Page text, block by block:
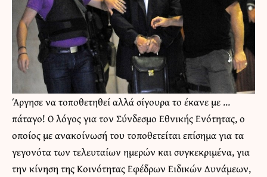
Άργησε να τοποθετηθεί αλλά σίγουρα το έκανε με …
πάταγο! Ο λόγος για τον Σύνδεσμο Εθνικής Ενότητας, ο
οποίος με ανακοίνωσή του τοποθετείται επίσημα για τα
γεγονότα των τελευταίων ημερών και συγκεκριμένα, για
την κίνηση της Κοινότητας Εφέδρων Ειδικών Δυνάμεων,